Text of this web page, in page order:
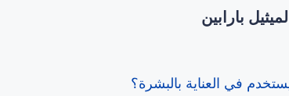
بارابين
في العناية بالبشرة؟